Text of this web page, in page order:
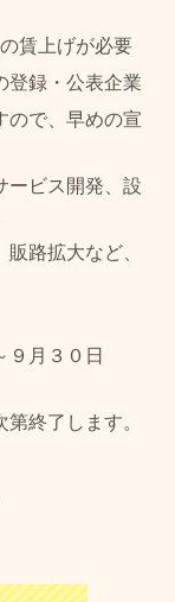
上げが必要
登録・公表企業
、早めの宣
ービス開発、設
拡大など、
９月３０日
了します。